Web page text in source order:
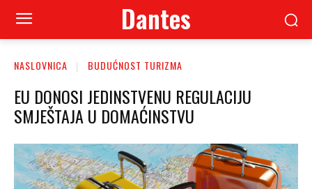
Dantes
NASLOVNICA BUDUĆNOST TURIZMA
EU DONOSI JEDINSTVENU REGULACIJU
SMJEŠTAJA U DOMAĆINSTVU